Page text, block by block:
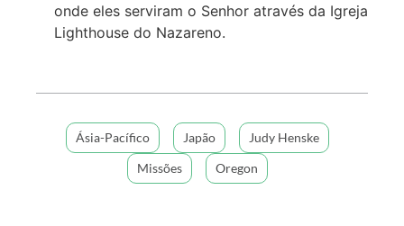
onde eles serviram o Senhor através da Igreja
Lighthouse do Nazareno.
Ásia-Pacífico Japão
Judy Henske
Missões
Oregon